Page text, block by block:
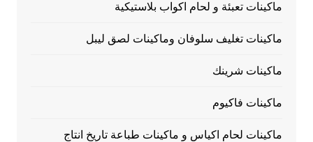
ماكينات تعبئة و لحام اكواب بلاستيكية
ماكينات تغليف سلوفان وماكينات لصق ليبل
ماكينات شرينك
ماكينات فاكيوم
ماكينات لحام اكياس و ماكينات طباعة تاريخ انتاج